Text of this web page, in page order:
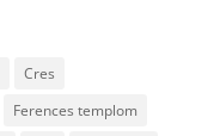
Cres
Ferences templom